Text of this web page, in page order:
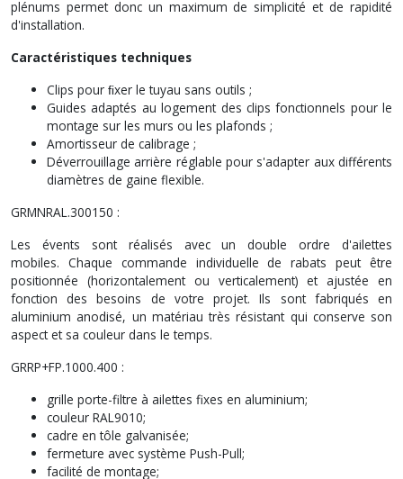
plénums permet donc un maximum de simplicité et de rapidité
d'installation.
Caractéristiques techniques
Clips pour ﬁxer le tuyau sans outils ;
Guides adaptés au logement des clips fonctionnels pour le
montage sur les murs ou les plafonds ;
Amortisseur de calibrage ;
Déverrouillage arrière réglable pour s'adapter aux différents
diamètres de gaine flexible.
GRMNRAL.300150 :
Les évents sont réalisés avec un double ordre d'ailettes
mobiles. Chaque commande individuelle de rabats peut être
positionnée (horizontalement ou verticalement) et ajustée en
fonction des besoins de votre projet. Ils sont fabriqués en
aluminium anodisé, un matériau très résistant qui conserve son
aspect et sa couleur dans le temps.
GRRP+FP.1000.400 :
grille porte-filtre à ailettes fixes en aluminium;
couleur RAL9010;
cadre en tôle galvanisée;
fermeture avec système Push-Pull;
facilité de montage;